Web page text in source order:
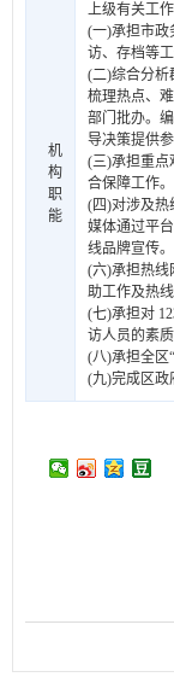
机
构
职
能
上级有关工作
(一)承担市政
访、存档等工
(二)综合分析
梳理热点、
部门批办。
导决策提供参
(三)承担重点
合保障工作。
(四)对涉及热
媒体通过平
线品牌宣传。
(六)承担热线
助工作及热
(七)承担对
访人员的素质
(八)承担全区
(九)完成区政